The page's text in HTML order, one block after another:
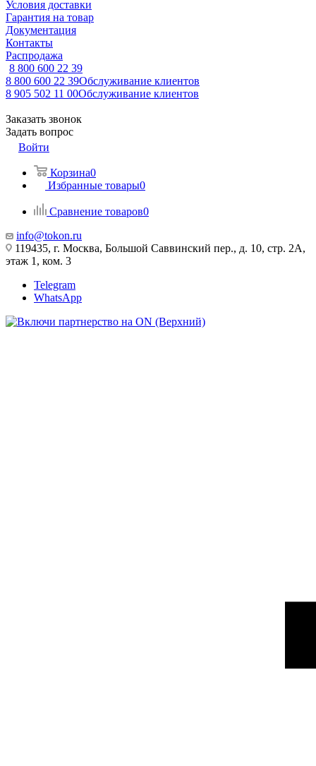
Условия доставки
Гарантия на товар
Документация
Контакты
Распродажа
8 800 600 22 39
8 800 600 22 39Обслуживание клиентов
8 905 502 11 00Обслуживание клиентов
Заказать звонок
Задать вопрос
Войти
Корзина0
Избранные товары0
Сравнение товаров0
info@tokon.ru
119435, г. Москва, Большой Саввинский пер., д. 10, стр. 2А,
этаж 1, ком. 3
Telegram
WhatsApp